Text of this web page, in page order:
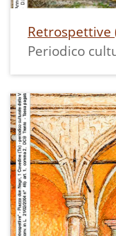
Retrospettive
Periodico